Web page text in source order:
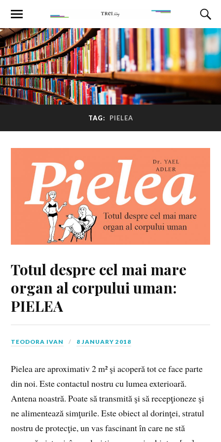
TAG: PIELEA
Totul despre cel mai mare
organ al corpului uman:
PIELEA
TEODORA IVAN 8 JANUARY 2018
Pielea are aproximativ 2 m² şi acoperă tot ce face parte
din noi. Este contactul nostru cu lumea exterioară.
Antena noastră. Poate să transmită şi să recepţioneze şi
ne alimen­tează simţurile. Este obiect al dorinţei, stratul
nostru de protecţie, un vas fascinant în care ne stă